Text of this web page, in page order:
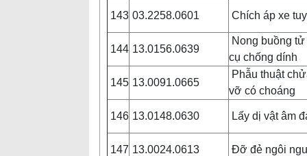
143 03.2258.0601 Chích áp xe
144 13.0156.0639
Nong buồng
cụ chống dính
145 13.0091.0665
Phẫu thuật
vỡ có choáng
146 13.0148.0630 Lấy dị vật âm
147 13.0024.0613 Đỡ đẻ ngôi